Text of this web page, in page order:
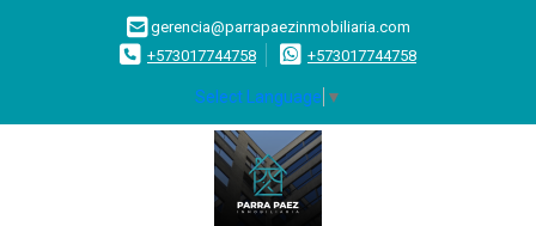
gerencia@parrapaezinmobiliaria.com
+573017744758
+573017744758
Select Language ▼